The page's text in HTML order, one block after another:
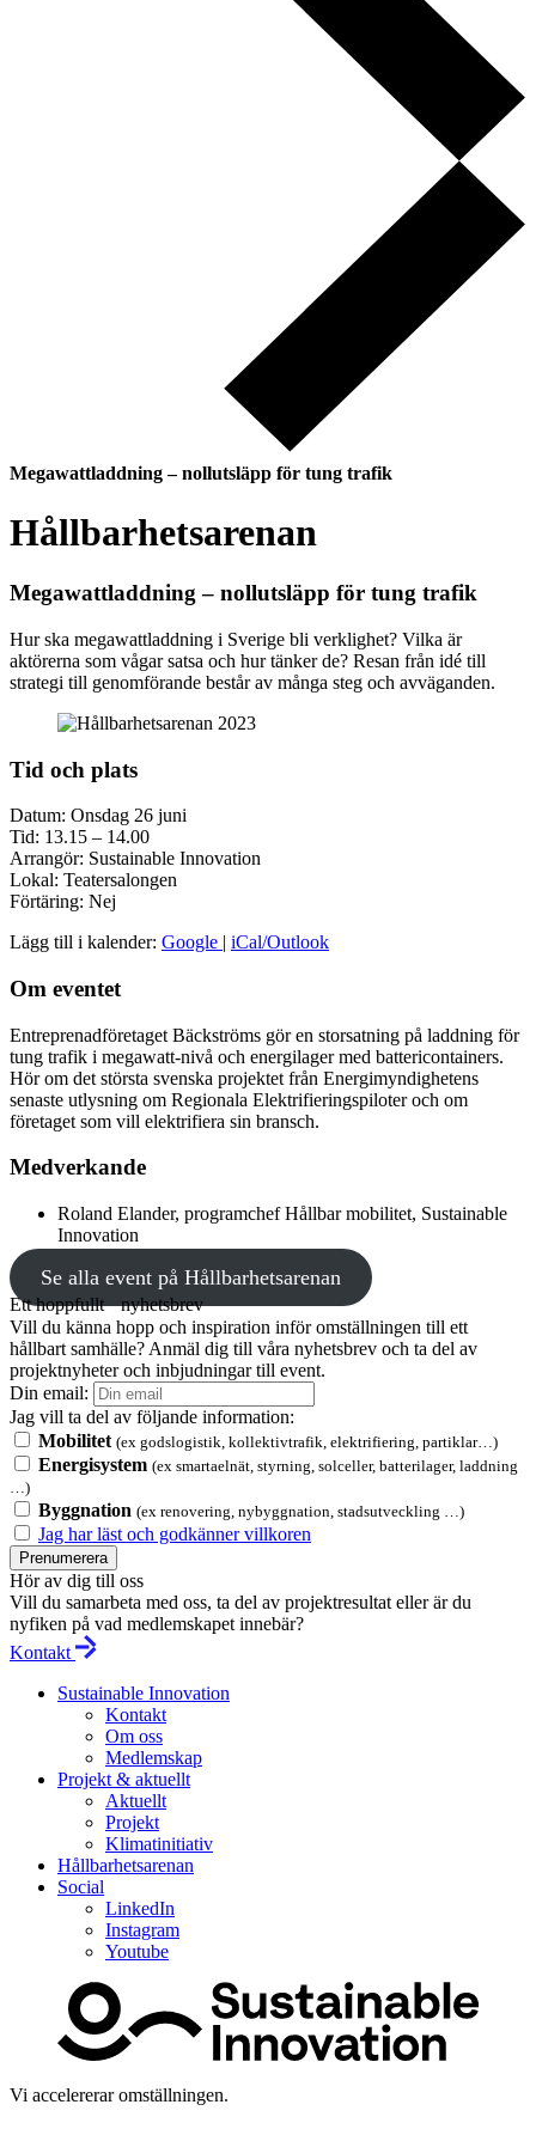
Megawattladdning – nollutsläpp för tung trafik
Hållbarhetsarenan
Megawattladdning – nollutsläpp för tung trafik
Hur ska megawattladdning i Sverige bli verklighet? Vilka är
aktörerna som vågar satsa och hur tänker de? Resan från idé till
strategi till genomförande består av många steg och avväganden.
Tid och plats
Datum: Onsdag 26 juni
Tid: 13.15 – 14.00
Arrangör: Sustainable Innovation
Lokal: Teatersalongen
Förtäring: Nej
Lägg till i kalender: Google | iCal/Outlook
Om eventet
Entreprenadföretaget Bäckströms gör en storsatning på laddning för
tung trafik i megawatt-nivå och energilager med battericontainers.
Hör om det största svenska projektet från Energimyndighetens
senaste utlysning om Regionala Elektrifieringspiloter och om
företaget som vill elektrifiera sin bransch.
Medverkande
Roland Elander, programchef Hållbar mobilitet, Sustainable
Innovation
Se alla event på Hållbarhetsarenan
Ett hoppfullt nyhetsbrev
Vill du känna hopp och inspiration inför omställningen till ett
hållbart samhälle? Anmäl dig till våra nyhetsbrev och ta del av
projektnyheter och inbjudningar till event.
Din email:
Jag vill ta del av följande information:
Mobilitet (ex godslogistik, kollektivtrafik, elektrifiering, partiklar…)
Energisystem (ex smartaelnät, styrning, solceller, batterilager, laddning
…)
Byggnation (ex renovering, nybyggnation, stadsutveckling …)
Jag har läst och godkänner villkoren
Prenumerera
Hör av dig till oss
Vill du samarbeta med oss, ta del av projektresultat eller är du
nyfiken på vad medlemskapet innebär?
Kontakt
Sustainable Innovation
Kontakt
Om oss
Medlemskap
Projekt & aktuellt
Aktuellt
Projekt
Klimatinitiativ
Hållbarhetsarenan
Social
LinkedIn
Instagram
Youtube
Vi accelererar omställningen.